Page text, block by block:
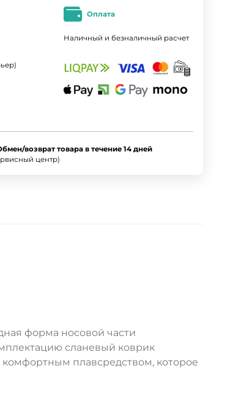
Оплата
Наличный и безналичный расчет
возврат товара в течение 14 дней
центр)
форма носовой части
сланевый коврик
плавсредством, которое